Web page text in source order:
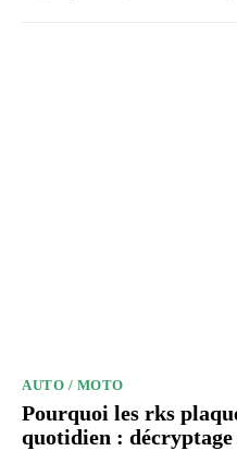
AUTO / MOTO
Pourquoi les rks
quotidien : décryptage